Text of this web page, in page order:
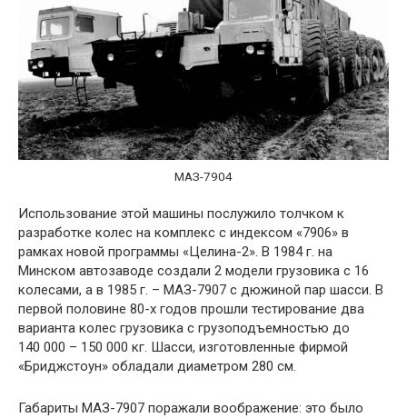
МАЗ-7904
Использование этой машины послужило толчком к
разработке колес на комплекс с индексом «7906» в
рамках новой программы «Целина-2». В 1984 г. на
Минском автозаводе создали 2 модели грузовика с 16
колесами, а в 1985 г. – МАЗ-7907 с дюжиной пар шасси. В
первой половине 80-х годов прошли тестирование два
варианта колес грузовика с грузоподъемностью до
140 000 – 150 000 кг. Шасси, изготовленные фирмой
«Бриджстоун» обладали диаметром 280 см.
Габариты МАЗ-7907 поражали воображение: это было